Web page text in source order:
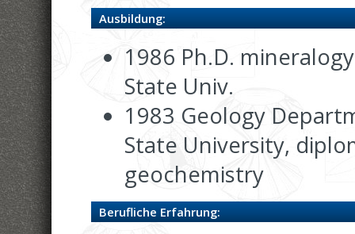
Ausbildung:
1986 Ph.D.
State Univ.
1983 Geology
State University,
geochemistry
Berufliche Erfahrung: